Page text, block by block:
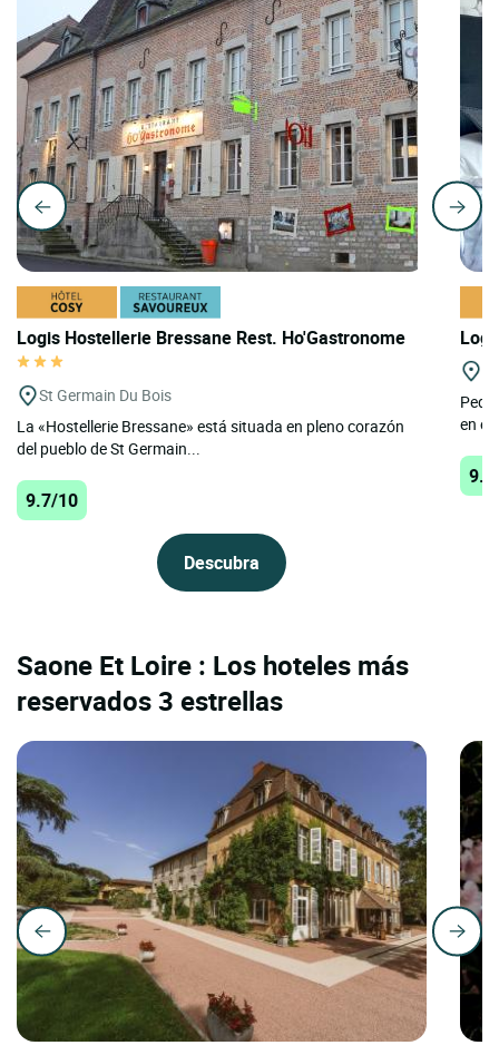
Logis Hostellerie Bressane Rest. Ho'Gastronome
St Germain Du Bois
La «Hostellerie Bressane» está situada en pleno corazón
del pueblo de St Germain...
9.7/10
Descubra
en el
Saone Et Loire : Los hoteles más
reservados 3 estrellas